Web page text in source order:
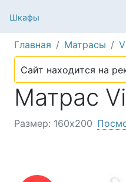
Шкафы
Главная Матрасы
Сайт находится на
Матрас
Размер: 160х200